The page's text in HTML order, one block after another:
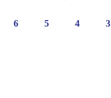
3
4
5
6